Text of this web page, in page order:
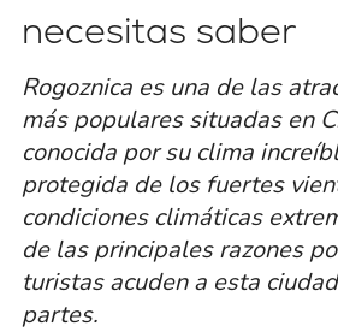
necesitas saber
Rogoznica es una de las
más populares situadas en
conocida por su clima
protegida de los fuertes
condiciones climáticas
de las principales razones
turistas acuden a esta
partes.